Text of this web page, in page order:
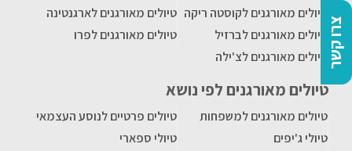
צרו קשר
טיולים מאורגנים לקוסטה ריקה טיולים מאורגנים לארגנטינה
טיולים מאורגנים לברזיל
טיולים מאורגנים לפרו
טיולים מאורגנים לצ'ילה
טיולים מאורגנים לפי נושא
טיולים מאורגנים למשפחות
טיולים פרטיים לנוסע העצמאי
טיולי ג'יפים
טיולי ספארי